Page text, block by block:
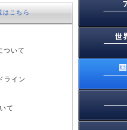
参加資格変更
て（受付終了）
ー受付開始
表
はこちら
ついて
ライン
て